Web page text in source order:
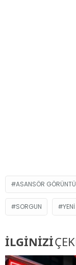
ASANSÖR
SORGUN
İLGİNİZİ